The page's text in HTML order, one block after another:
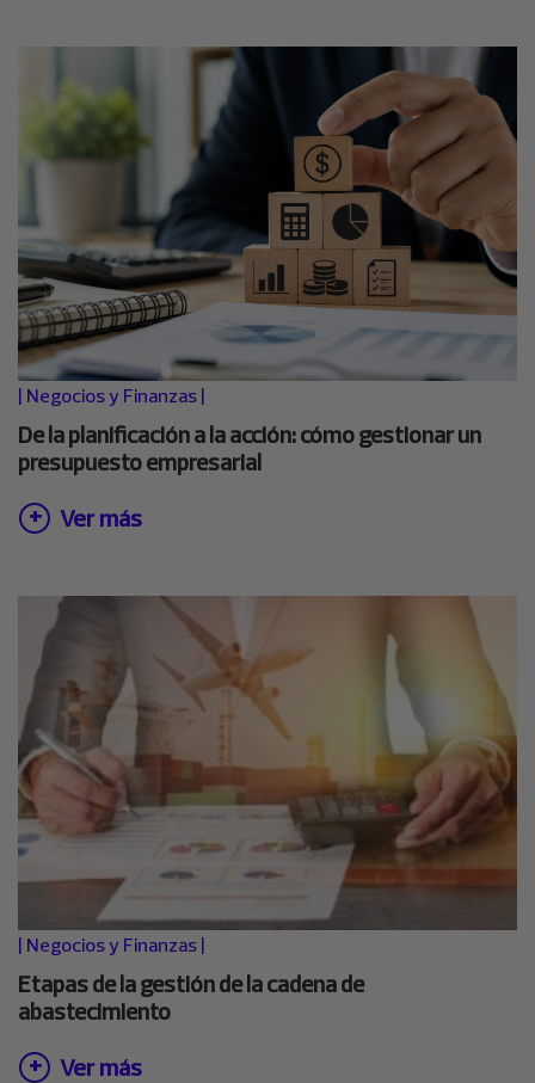
| Negocios y Finanzas |
De la planificación a la acción: cómo gestionar un
presupuesto empresarial
Ver más
| Negocios y Finanzas |
Etapas de la gestión de la cadena de
abastecimiento
Ver más